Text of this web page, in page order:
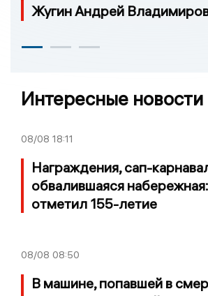
Жугин Андрей
Интересные новости
08/08 18:11
Награждения, сап-
обвалившаяся
отметил 155-летие
08/08 08:50
В машине, попавшей в